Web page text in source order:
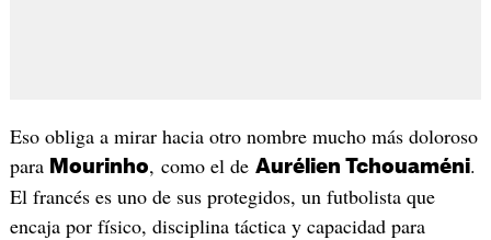
Eso obliga a mirar hacia otro nombre mucho más doloroso
para Mourinho, como el de Aurélien Tchouaméni.
El francés es uno de sus protegidos, un futbolista que
encaja por físico, disciplina táctica y capacidad para